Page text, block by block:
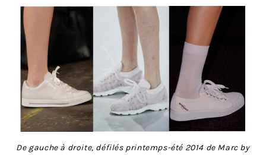
De gauche à droite, défilés printemps-été 2014 de Marc by